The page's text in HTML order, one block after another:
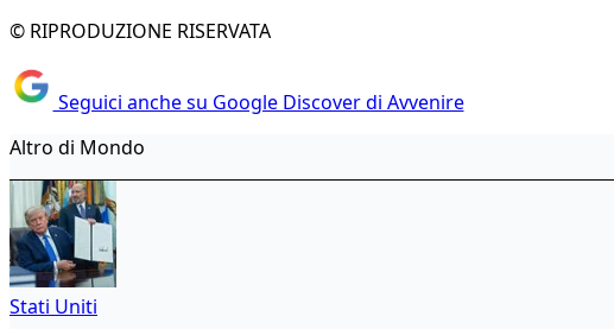
© RIPRODUZIONE RISERVATA
Seguici anche su Google Discover di Avvenire
Altro di Mondo
Stati Uniti